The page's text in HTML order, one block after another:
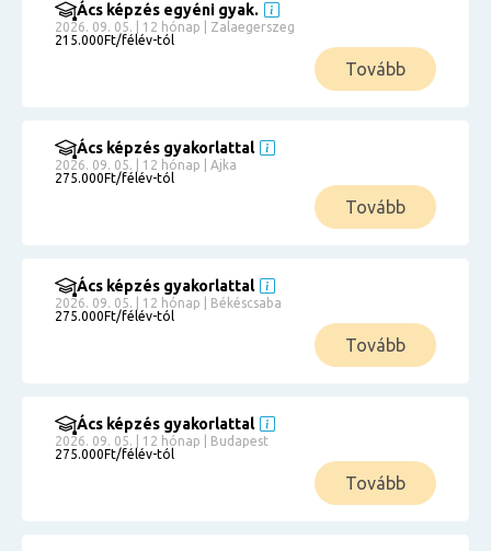
Ács képzés egyéni gyak.
2026. 09. 05. | 12 hónap | Zalaegerszeg
215.000Ft/félév-tól
Tovább
Ács képzés gyakorlattal
2026. 09. 05. | 12 hónap | Ajka
275.000Ft/félév-tól
Tovább
Ács képzés gyakorlattal
2026. 09. 05. | 12 hónap | Békéscsaba
275.000Ft/félév-tól
Tovább
Ács képzés gyakorlattal
2026. 09. 05. | 12 hónap | Budapest
275.000Ft/félév-tól
Tovább